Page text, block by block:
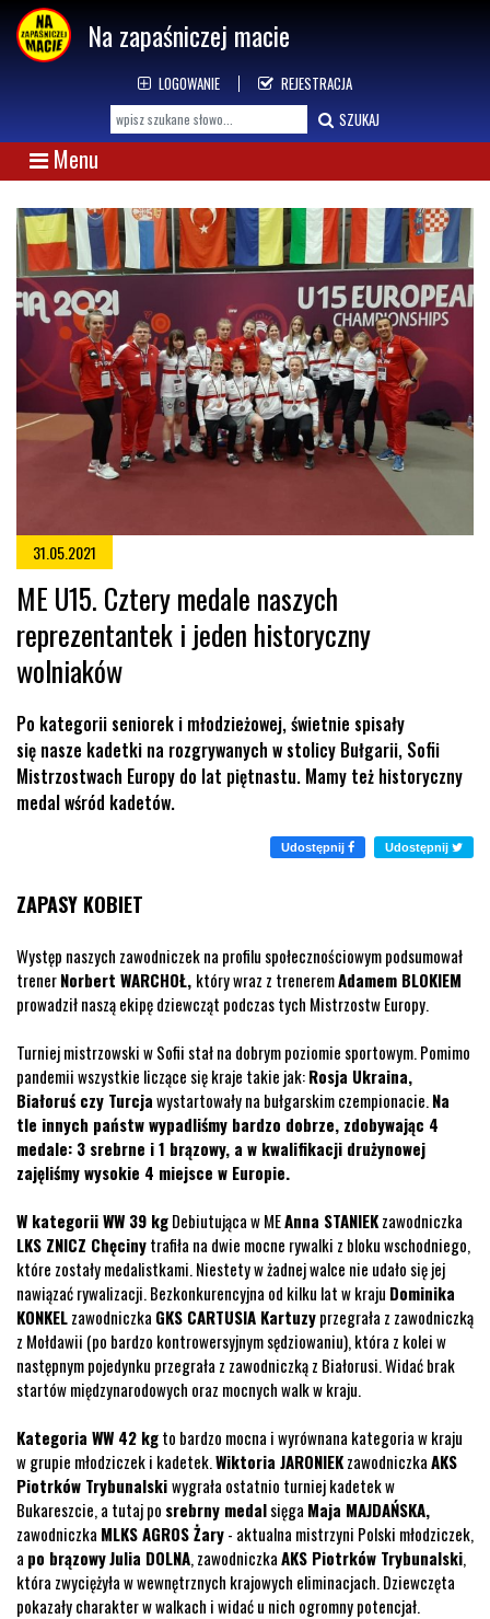
Na zapaśniczej macie
LOGOWANIE
REJESTRACJA
SZUKAJ
Menu
31.05.2021
ME U15. Cztery medale naszych
reprezentantek i jeden historyczny
wolniaków
Po kategorii seniorek i młodzieżowej, świetnie spisały
się nasze kadetki na rozgrywanych w stolicy Bułgarii, Sofii
Mistrzostwach Europy do lat piętnastu. Mamy też historyczny
medal wśród kadetów.
Udostępnij Udostępnij
ZAPASY KOBIET
Występ naszych zawodniczek na profilu społecznościowym podsumował
trenerNorbert WARCHOŁ, który wraz z treneremAdamem BLOKIEM
prowadził naszą ekipę dziewcząt podczas tych Mistrzostw Europy.
Turniej mistrzowski w Sofii stał na dobrym poziomie sportowym. Pomimo
pandemii wszystkie liczące się kraje takie jak:Rosja Ukraina,
Białoruś czy Turcjawystartowały na bułgarskim czempionacie.Na
tle innych państw wypadliśmy bardzo dobrze, zdobywając 4
medale: 3 srebrne i 1 brązowy, a w kwalifikacji drużynowej
zajęliśmy wysokie 4 miejsce w Europie.
W kategorii WW 39 kgDebiutująca w MEAnna STANIEKzawodniczka
LKS ZNICZ Chęcinytrafiła na dwie mocne rywalki z bloku wschodniego,
które zostały medalistkami. Niestety w żadnej walce nie udało się jej
nawiązać rywalizacji. Bezkonkurencyjna od kilku lat w kraju Dominika
KONKELzawodniczka GKS CARTUSIA Kartuzyprzegrała z zawodniczką
z Mołdawii (po bardzo kontrowersyjnym sędziowaniu), która z kolei w
następnym pojedynku przegrała z zawodniczką z Białorusi. Widać brak
startów międzynarodowych oraz mocnych walk w kraju.
Kategoria WW 42 kgto bardzo mocna i wyrównana kategoria w kraju
w grupie młodziczek i kadetek.Wiktoria JARONIEKzawodniczkaAKS
Piotrków Trybunalskiwygrała ostatnio turniej kadetek w
Bukareszcie, a tutaj po srebrny medalsięga Maja MAJDAŃSKA,
zawodniczka MLKS AGROS Żary- aktualna mistrzyni Polski młodziczek,
a po brązowyJulia DOLNA, zawodniczkaAKS Piotrków Trybunalski,
która zwyciężyła w wewnętrznych krajowych eliminacjach. Dziewczęta
pokazały charakter w walkach i widać u nich ogromny potencjał.